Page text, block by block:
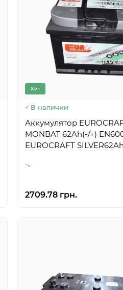
Хит
В наличии
Аккумулятор
MONBAT 62Ah(-/+)
EUROCRAFT
-..
2709.78 грн.